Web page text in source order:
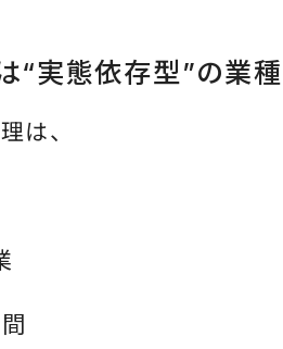
“実態依存型”の業種
は、